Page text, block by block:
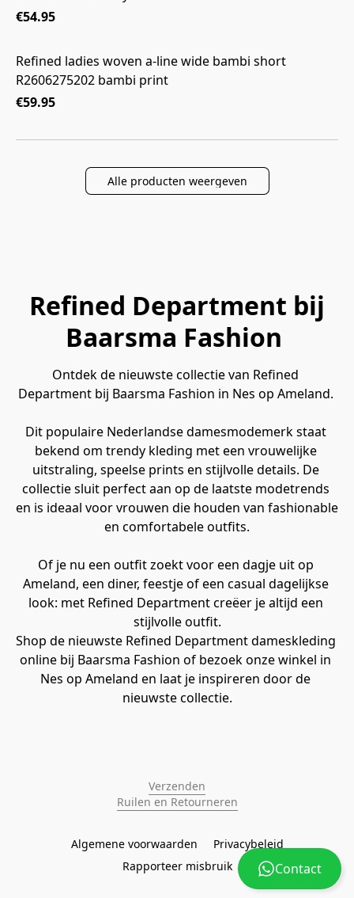
Contact
€54.95
Refined ladies woven a-line wide bambi short
R2606275202 bambi print
€59.95
Alle producten weergeven
Refined Department bij
Baarsma Fashion
Ontdek de nieuwste collectie van Refined
Department bij Baarsma Fashion in Nes op Ameland.
Dit populaire Nederlandse damesmodemerk staat
bekend om trendy kleding met een vrouwelijke
uitstraling, speelse prints en stijlvolle details. De
collectie sluit perfect aan op de laatste modetrends
en is ideaal voor vrouwen die houden van fashionable
en comfortabele outfits.
Of je nu een outfit zoekt voor een dagje uit op
Ameland, een diner, feestje of een casual dagelijkse
look: met Refined Department creëer je altijd een
stijlvolle outfit.
Shop de nieuwste Refined Department dameskleding
online bij Baarsma Fashion of bezoek onze winkel in
Nes op Ameland en laat je inspireren door de
nieuwste collectie.
Verzenden
Ruilen en Retourneren
Algemene voorwaarden
Privacybeleid
Rapporteer misbruik